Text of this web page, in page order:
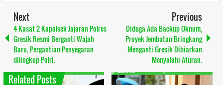
Next
4 Kasat 2 Kapolsek Jajaran Polres
Gresik Resmi Berganti Wajah
Baru, Pergantian Penyegaran
dilingkup Polri.
Previous
Diduga Ada Backup Oknum,
Proyek Jembatan Bringkang
Menganti Gresik Dibiarkan
Menyalahi Aturan.
Related Posts